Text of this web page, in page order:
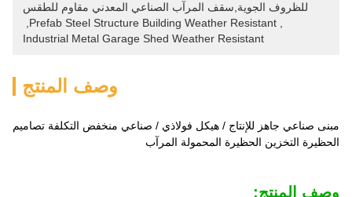
للظروف الجوية,سقف المرآب الصناعي المعدني مقاوم للطقس
Prefab Steel Structure Building Weather Resistant
Industrial Metal Garage Shed Weather Resistant
وصف المنتج
مبنى صناعي جاهز للإنتاج / هيكل فولاذي / صناعي منخفض التكلفة تصاميم
الحظيرة التخزين الحظيرة المحمولة المرآب
وصف المنتج: